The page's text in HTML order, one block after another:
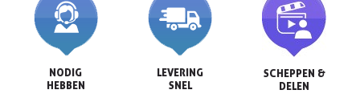
NODIG
HEBBEN
LEVERING
SNEL
SCHEPPEN &
DELEN